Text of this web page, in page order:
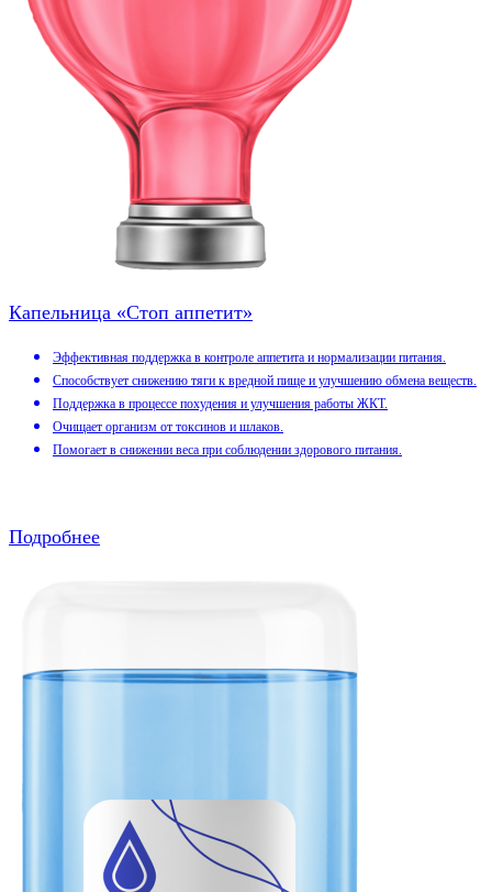
Капельница «Стоп аппетит»
Эффективная поддержка в контроле аппетита и нормализации питания.
Способствует снижению тяги к вредной пище и улучшению обмена веществ.
Поддержка в процессе похудения и улучшения работы ЖКТ.
Очищает организм от токсинов и шлаков.
Помогает в снижении веса при соблюдении здорового питания.
Подробнее